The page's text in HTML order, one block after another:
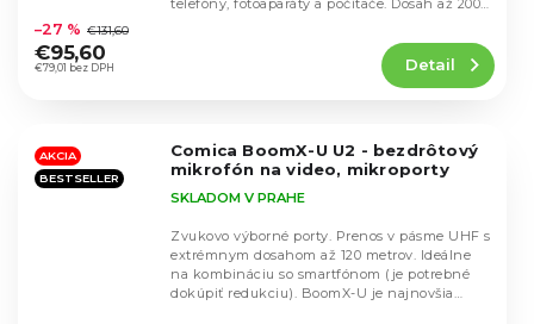
hodnotenie
produktu
je
hviezdičiek.
€79,01 bez DPH
–27 % €131,60
€95,60 Detail
telefóny, fotoaparáty a počítače. Dosah až 200
AKCIA
BESTSELLER
Comica BoomX-U U2 - bezdrôtový
mikrofón na video, mikroporty
SKLADOM V PRAHE
Zvukovo výborné porty. Prenos v pásme UHF s
extrémnym dosahom až 120 metrov. Ideálne
na kombináciu so smartfónom (je potrebné
dokúpiť redukciu). BoomX-U je najnovšia